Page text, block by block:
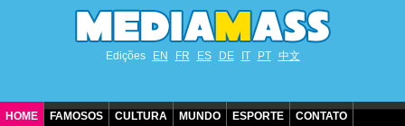
Edições EN FR ES DE IT PT 中文
HOME FAMOSOS CULTURA MUNDO ESPORTE CONTATO